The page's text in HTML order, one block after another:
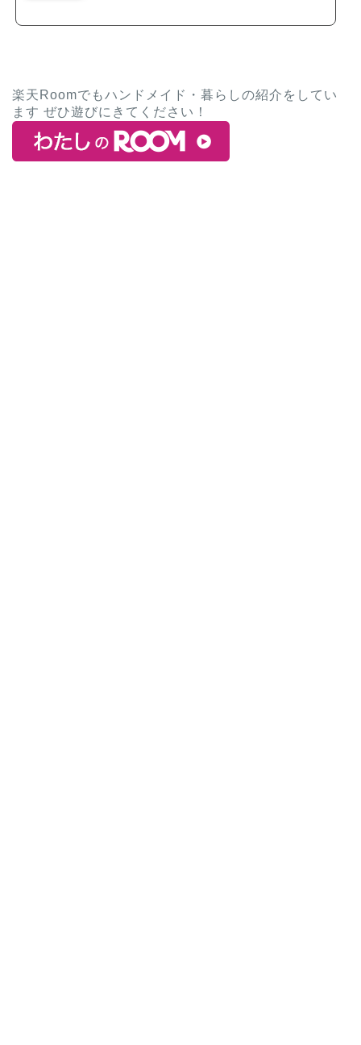
楽天Roomでもハンドメイド・暮らしの紹介をしてい
ます ぜひ遊びにきてください！